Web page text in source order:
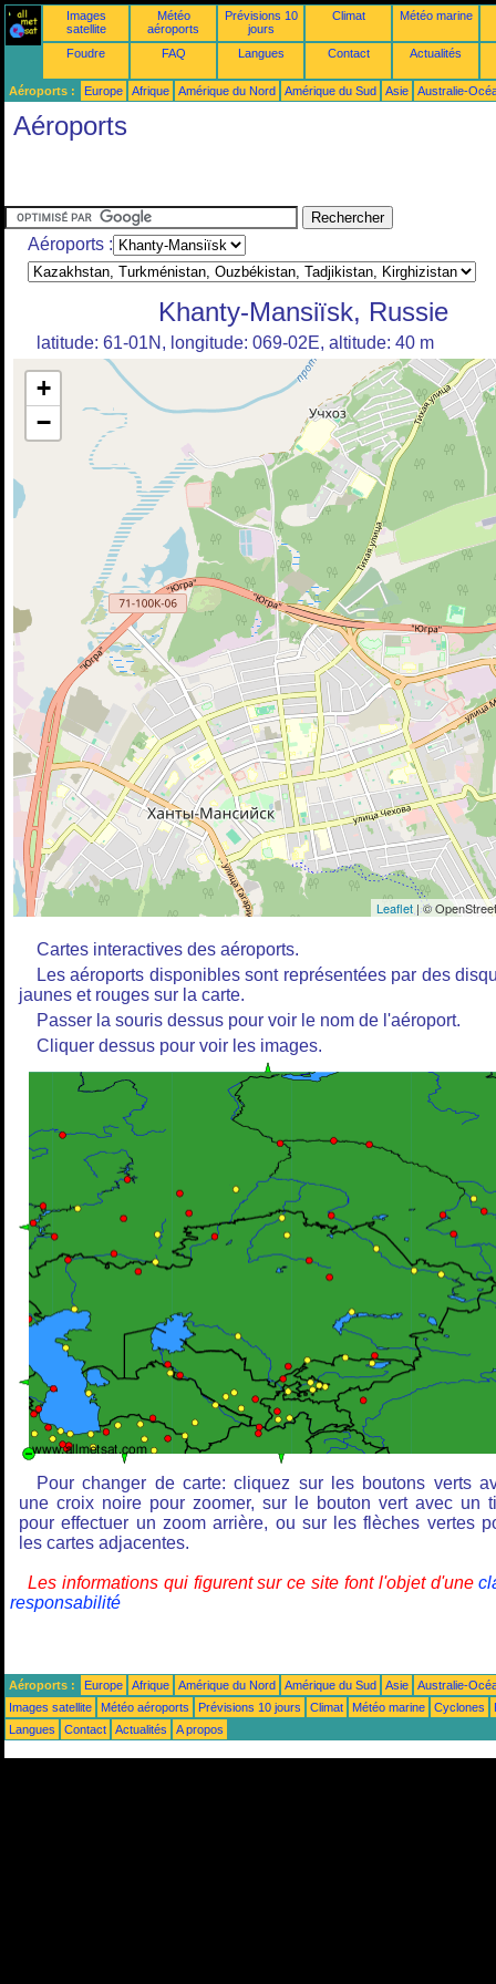
Images
satellite
Météo
aéroports
Prévisions 10
jours
Climat Météo marine
Foudre FAQ Langues Contact Actualités
Aéroports : Europe Afrique Amérique du Nord Amérique du Sud Asie Australie-
Aéroports
Aéroports :
Khanty-Mansiïsk, Russie
latitude: 61-01N, longitude: 069-02E, altitude: 40 m
+
−
Leaflet | ©
Cartes interactives des aéroports.
Les aéroports disponibles sont représentées par des
jaunes et rouges sur la carte.
Passer la souris dessus pour voir le nom de l'aéroport.
Cliquer dessus pour voir les images.
Pour changer de carte: cliquez sur les boutons verts
une croix noire pour zoomer, sur le bouton vert avec un
pour effectuer un zoom arrière, ou sur les flèches vertes
les cartes adjacentes.
Les informations qui figurent sur ce site font l'objet d'une
responsabilité
Aéroports : Europe Afrique Amérique du Nord Amérique du Sud Asie
Australie-
Images satellite
Météo aéroports Prévisions 10 jours Climat Météo marine Cyclones
Langues
Contact Actualités A propos